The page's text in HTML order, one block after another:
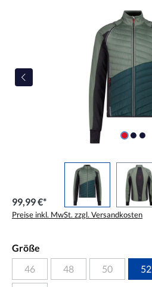
99,99 €*
Preise inkl. MwSt. zzgl. Versandkosten
Größe
46
48 50 52